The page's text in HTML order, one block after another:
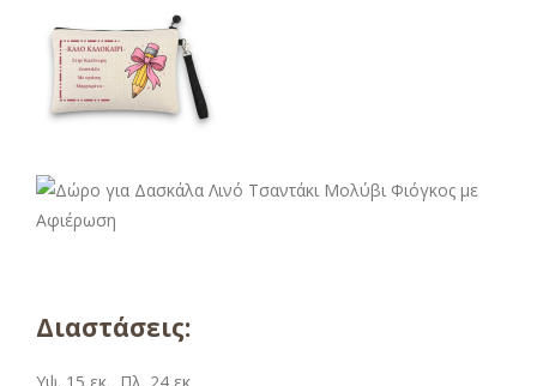
Διαστάσεις:
Υψ. 15 εκ. Πλ. 24 εκ